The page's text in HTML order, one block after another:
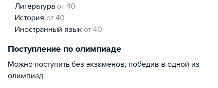
литература от 40
история от 40
иностранный язык от 40
Поступление по олимпиаде
Можно поступить без экзаменов, победив в одной из
олимпиад